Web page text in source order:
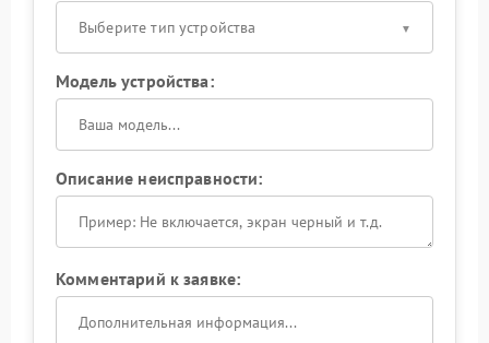
Выберите тип устройства
Модель устройства:
Описание неисправности:
Комментарий к заявке: